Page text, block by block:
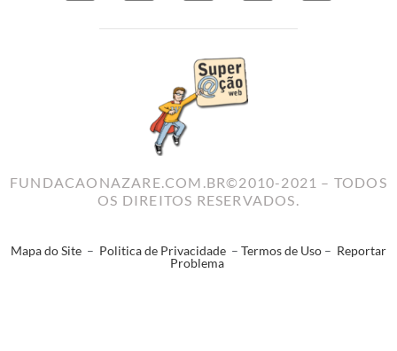
FUNDACAONAZARE.COM.BR©2010-2021 – TODOS
OS DIREITOS RESERVADOS.
Mapa do Site – Politica de Privacidade – Termos de Uso – Reportar
Problema